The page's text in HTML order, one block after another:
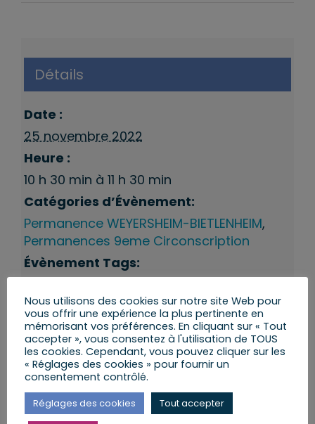
Détails
Date :
25 novembre 2022
Heure :
10 h 30 min à 11 h 30 min
Catégories d’Évènement:
Permanence WEYERSHEIM-BIETLENHEIM,
Permanences 9eme Circonscription
Évènement Tags:
Nous utilisons des cookies sur notre site Web pour
vous offrir une expérience la plus pertinente en
mémorisant vos préférences. En cliquant sur « Tout
accepter », vous consentez à l'utilisation de TOUS
les cookies. Cependant, vous pouvez cliquer sur les
« Réglages des cookies » pour fournir un
consentement contrôlé.
Réglages des cookies Tout accepter